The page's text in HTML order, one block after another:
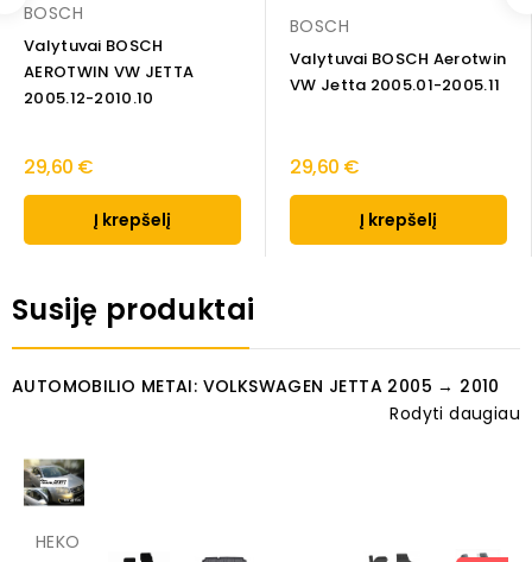
BOSCH
Valytuvai BOSCH
AEROTWIN VW JETTA
2005.12-2010.10
29,60 €
Į krepšelį
BOSCH
Valytuvai BOSCH Aerotwin
VW Jetta 2005.01-2005.11
29,60 €
Į krepšelį
Susiję produktai
AUTOMOBILIO METAI: VOLKSWAGEN JETTA 2005 → 2010
Rodyti daugiau
HEKO